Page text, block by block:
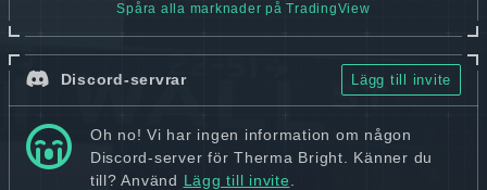
Spåra alla marknader på TradingView
Discord-servrar Lägg till invite
Oh no! Vi har ingen information om någon
Discord-server för Therma Bright. Känner du
till? Använd Lägg till invite